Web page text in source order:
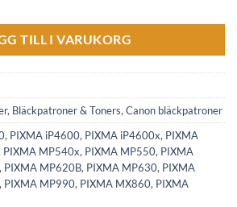
TILL I VARUKORG
, Bläckpatroner & Toners, Canon bläckpatroner
, PIXMA iP4600, PIXMA iP4600x, PIXMA
PIXMA MP540x, PIXMA MP550, PIXMA
, PIXMA MP620B, PIXMA MP630, PIXMA
, PIXMA MP990, PIXMA MX860, PIXMA